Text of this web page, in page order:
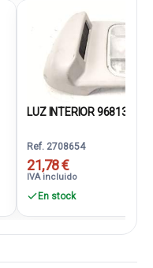
LUZ INTERIOR
Ref. 2708654
21,78 €
IVA incluido
En stock